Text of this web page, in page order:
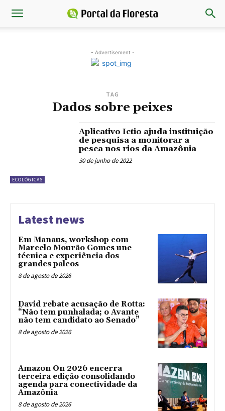
- Advertisement -
TAG
Dados sobre peixes
ECOLÓGICAS
Aplicativo Ictio ajuda instituição
de pesquisa a monitorar a
pesca nos rios da Amazônia
30 de junho de 2022
Latest news
Em Manaus, workshop com
Marcelo Mourão Gomes une
técnica e experiência dos
grandes palcos
8 de agosto de 2026
David rebate acusação de Rotta:
“Não tem punhalada; o Avante
não tem candidato ao Senado”
8 de agosto de 2026
Amazon On 2026 encerra
terceira edição consolidando
agenda para conectividade da
Amazônia
8 de agosto de 2026